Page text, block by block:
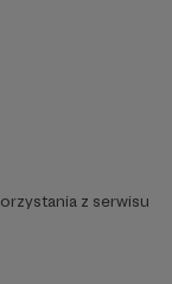
z serwisu